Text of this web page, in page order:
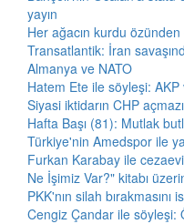
yayın
Her ağacın kurdu
Transatlantik: İran
Almanya ve NATO
Hatem Ete ile söyleşi: AKP
Siyasi iktidarın CHP açmazı
Hafta Başı (81): Mutlak
Türkiye'nin Amedspor ile
Furkan Karabay ile
Ne İşimiz Var?" kitabı
PKK'nın silah
Cengiz Çandar ile söyleşi: